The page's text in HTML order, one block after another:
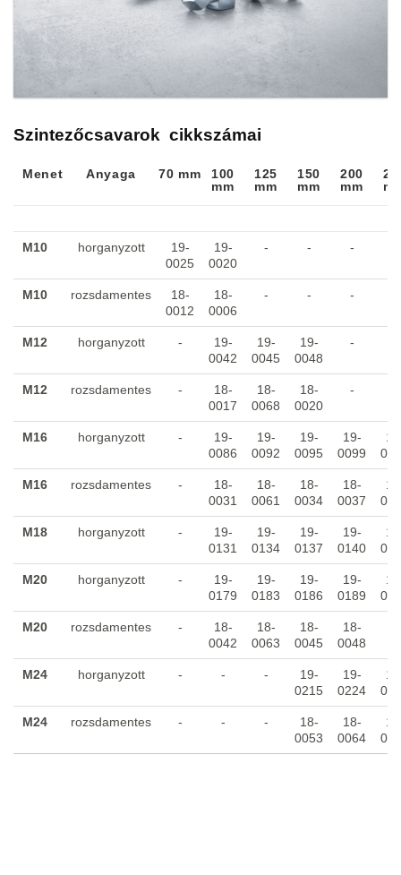
Szintezőcsavarok cikkszámai
Menet Anyaga 70 mm
100
mm
125
mm
150
mm
200
mm
M10 horganyzott
19-
0025
19-
0020
- - -
M10 rozsdamentes
18-
0012
18-
0006
- - -
M12 horganyzott -
19-
0042
19-
0045
19-
0048
-
M12 rozsdamentes -
18-
0017
18-
0068
18-
0020
-
M16 horganyzott -
19-
0086
19-
0092
19-
0095
19-
0099
M16 rozsdamentes -
18-
0031
18-
0061
18-
0034
18-
0037
M18 horganyzott -
19-
0131
19-
0134
19-
0137
19-
0140
M20 horganyzott -
19-
0179
19-
0183
19-
0186
19-
0189
M20 rozsdamentes -
18-
0042
18-
0063
18-
0045
18-
0048
M24 horganyzott - - -
19-
0215
19-
0224
M24 rozsdamentes - - -
18-
0053
18-
0064